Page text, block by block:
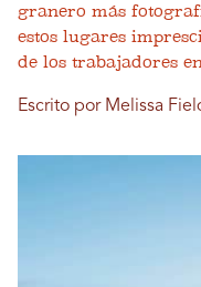
granero más
estos lugares
de los trabajadores
Escrito por Melissa